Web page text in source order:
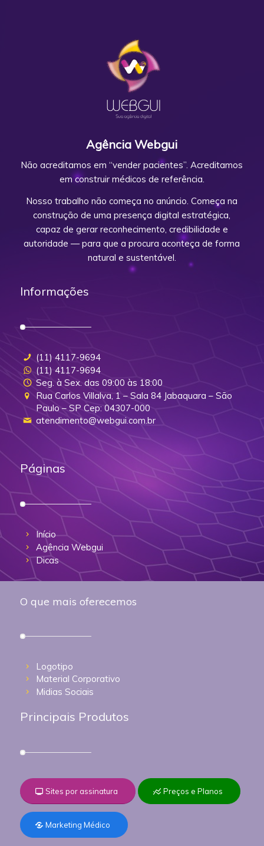
Agência Webgui
Não acreditamos em “vender pacientes”. Acreditamos
em construir médicos de referência.
Nosso trabalho não começa no anúncio. Começa na
construção de uma presença digital estratégica,
capaz de gerar reconhecimento, credibilidade e
autoridade — para que a procura aconteça de forma
natural e sustentável.
Informações
(11) 4117-9694
(11) 4117-9694
Seg. à Sex. das 09:00 às 18:00
Rua Carlos Villalva, 1 – Sala 84 Jabaquara – São
Paulo – SP Cep: 04307-000
atendimento@webgui.com.br
Páginas
Início
Agência Webgui
Dicas
O que mais oferecemos
Logotipo
Material Corporativo
Midias Sociais
Principais Produtos
Sites por assinatura Preços e Planos
Marketing Médico